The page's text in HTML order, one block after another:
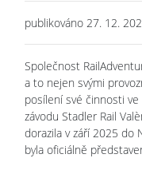
publikováno 27. 12.
Společnost
a to nejen svými
posílení své činnosti ve
závodu Stadler Rail
dorazila v září 2025 do
byla oficiálně